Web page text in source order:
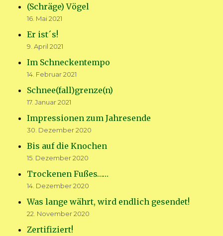
(Schräge) Vögel
16. Mai 2021
Er ist´s!
9. April 2021
Im Schneckentempo
14. Februar 2021
Schnee(fall)grenze(n)
17. Januar 2021
Impressionen zum Jahresende
30. Dezember 2020
Bis auf die Knochen
15. Dezember 2020
Trockenen Fußes……
14. Dezember 2020
Was lange währt, wird endlich gesendet!
22. November 2020
Zertifiziert!